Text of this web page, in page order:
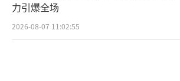
力引爆全场
2026-08-07 11:02:55